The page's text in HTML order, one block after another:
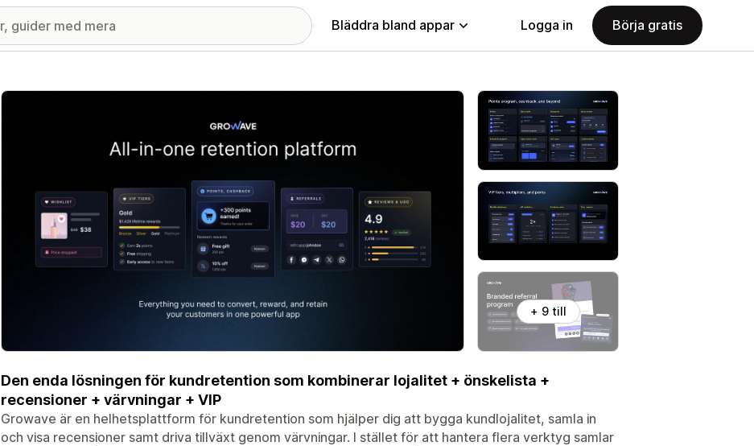
Bläddra bland appar Logga in Börja gratis
Galleri med utvalda bilder
+ 9 till
Den enda lösningen för kundretention som kombinerar lojalitet + önskelista +
recensioner + värvningar + VIP
Growave är en helhetsplattform för kundretention som hjälper dig att bygga kundlojalitet, samla in
och visa recensioner samt driva tillväxt genom värvningar. I stället för att hantera flera verktyg samlar